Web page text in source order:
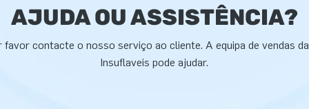
AJUDA OU ASSISTÊNCIA?
favor contacte o nosso serviço ao cliente. A equipa de vendas
Insuflaveis pode ajudar.